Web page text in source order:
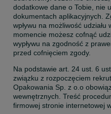
dodatkowe dane o Tobie, nie
dokumentach aplikacyjnych.
wpływu na możliwość
momencie możesz cofnąć
wypływu na zgodność z
przed cofnięciem zgody.
Na podstawie art. 24 ust. 6
związku z rozpoczęciem
Opakowania Sp. z o.o
wewnętrznych. Treść
firmowej stronie internetowej